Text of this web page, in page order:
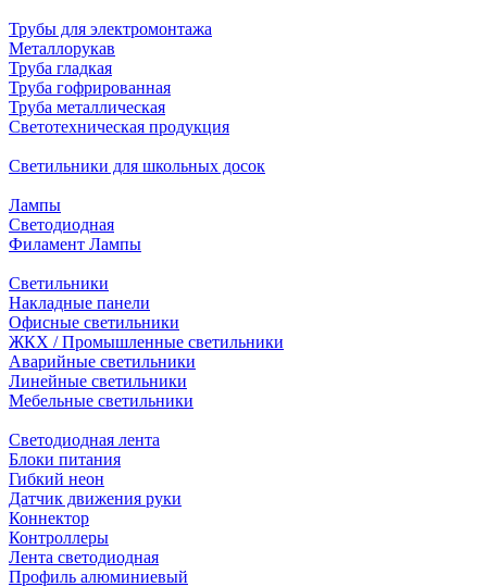
Трубы для электромонтажа
Металлорукав
Труба гладкая
Труба гофрированная
Труба металлическая
Светотехническая продукция
Светильники для школьных досок
Лампы
Светодиодная
Филамент Лампы
Светильники
Накладные панели
Офисные светильники
ЖКХ / Промышленные светильники
Аварийные светильники
Линейные светильники
Мебельные светильники
Светодиодная лента
Блоки питания
Гибкий неон
Датчик движения руки
Коннектор
Контроллеры
Лента светодиодная
Профиль алюминиевый